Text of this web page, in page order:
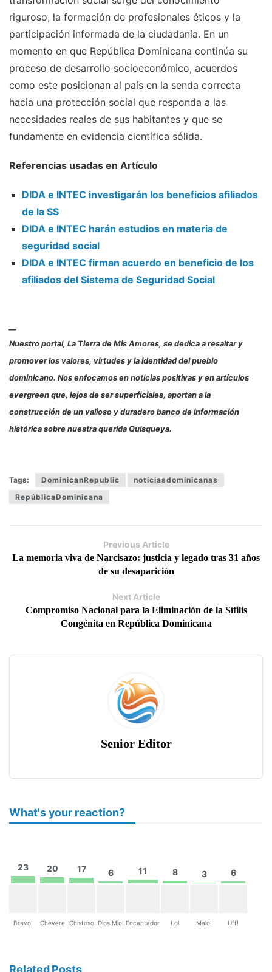
riguroso, la formación de profesionales éticos y la
participación informada de la ciudadanía. En un
momento en que República Dominicana continúa su
proceso de desarrollo socioeconómico, acuerdos
como este posicionan al país en la senda correcta
hacia una protección social que responda a las
necesidades reales de sus habitantes y que se
fundamente en evidencia científica sólida.
Referencias usadas en Artículo
DIDA e INTEC investigarán los beneficios afiliados
de la SS
DIDA e INTEC harán estudios en materia de
seguridad social
DIDA e INTEC firman acuerdo en beneficio de los
afiliados del Sistema de Seguridad Social
Nuestro portal, La Tierra de Mis Amores, se dedica a resaltar y
promover los valores, virtudes y la identidad del pueblo
dominicano. Nos enfocamos en noticias positivas y en artículos
evergreen que, lejos de ser superficiales, aportan a la
construcción de un valioso y duradero banco de información
histórica sobre nuestra querida Quisqueya.
Tags: DominicanRepublic
noticiasdominicanas
RepúblicaDominicana
Previous Article
La memoria viva de Narcisazo: justicia y legado tras 31 años
de su desaparición
Next Article
Compromiso Nacional para la Eliminación de la Sífilis
Congénita en República Dominicana
Senior Editor
What's your reaction?
23
Bravo!
20
Chevere
17
Chistoso
6
Dios Mio!
11
Encantador
8
Lol
3
Malo!
6
Uff!
Related Posts